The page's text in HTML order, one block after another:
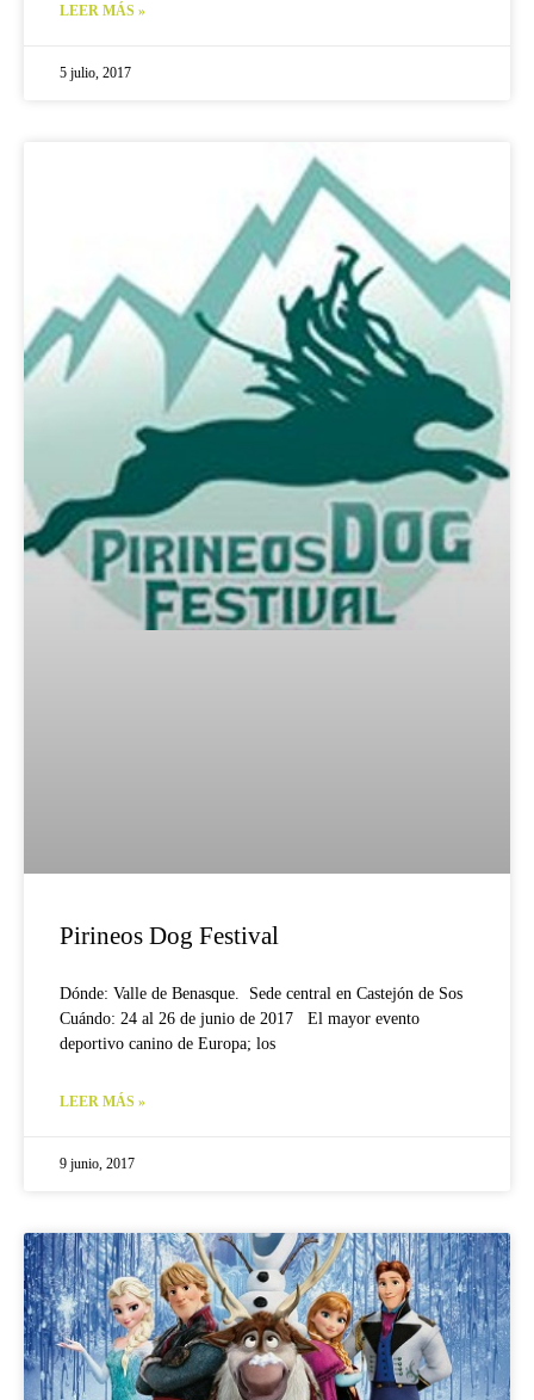
LEER MÁS »
5 julio, 2017
Pirineos Dog Festival
Dónde: Valle de Benasque. Sede central en Castejón de Sos
Cuándo: 24 al 26 de junio de 2017 El mayor evento
deportivo canino de Europa; los
LEER MÁS »
9 junio, 2017